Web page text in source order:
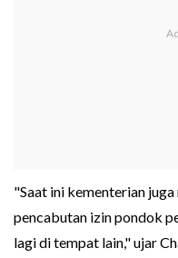
"Saat ini kementerian
pencabutan izin pondok
lagi di tempat lain," ujar